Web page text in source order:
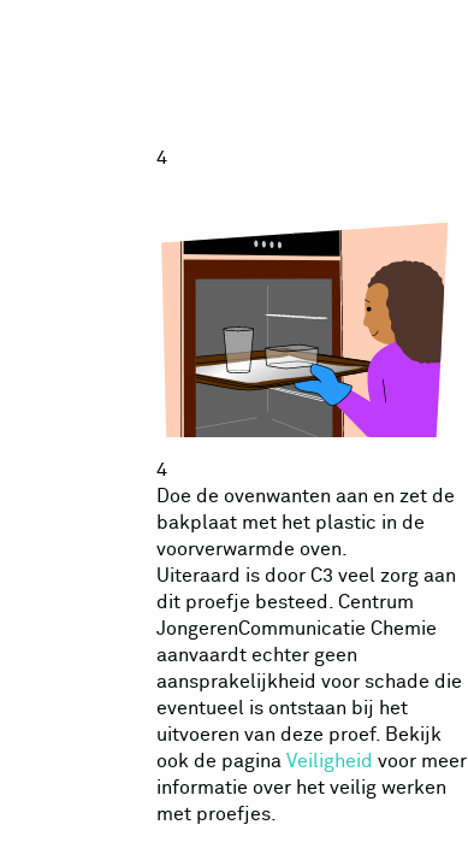
4
4
Doe de ovenwanten aan en zet de
bakplaat met het plastic in de
voorverwarmde oven.
Uiteraard is door C3 veel zorg aan
dit proefje besteed. Centrum
JongerenCommunicatie Chemie
aanvaardt echter geen
aansprakelijkheid voor schade die
eventueel is ontstaan bij het
uitvoeren van deze proef. Bekijk
ook de pagina Veiligheid voor meer
informatie over het veilig werken
met proefjes.